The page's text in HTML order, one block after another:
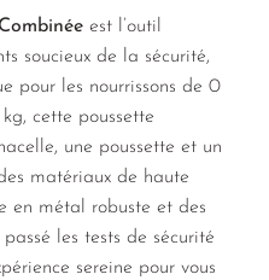
est l’outil
soucieux de la sécurité,
pour les nourrissons de 0
cette poussette
une poussette et un
matériaux de haute
en métal robuste et des
les tests de sécurité
sereine pour vous